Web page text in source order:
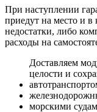
При наступлении
приедут на место и в
недостатки, либо
расходы на
Доставляем
целости и
морскими